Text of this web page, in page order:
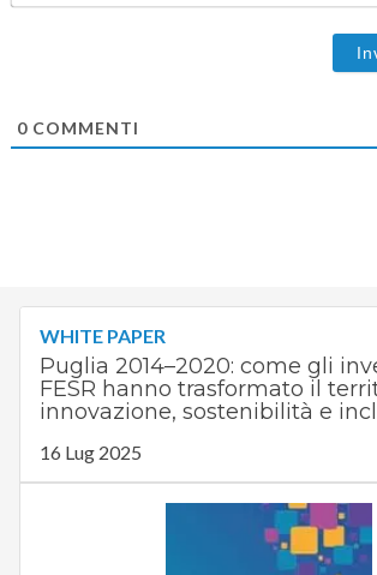
0COMMENTI
WHITE PAPER
Puglia 2014–2020: come gli
FESR hanno trasformato il
innovazione, sostenibilità e
16 Lug 2025